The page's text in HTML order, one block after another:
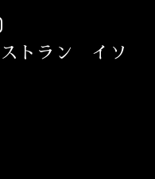
トラン イソ